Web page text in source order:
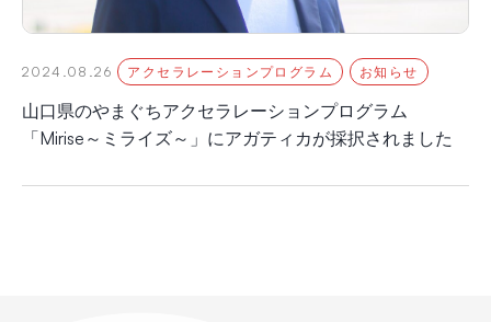
2024.08.26 アクセラレーションプログラム お知らせ
山口県のやまぐちアクセラレーションプログラム
「Mirise～ミライズ～」にアガティカが採択されました